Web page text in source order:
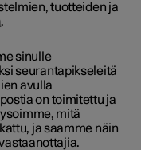
tuotteiden ja
.
sinulle
seurantapikseleitä
avulla
on toimitettu ja
mitä
ja saamme näin